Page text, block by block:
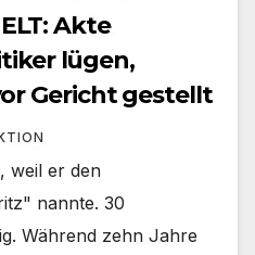
Akte
lügen,
Gericht gestellt
weil er den
nannte. 30
Während zehn Jahre